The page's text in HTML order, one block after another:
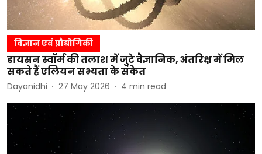
विज्ञान एवं प्रौद्योगिकी
डायसन स्वॉर्म की तलाश में जुटे वैज्ञानिक, अंतरिक्ष में मिल
सकते हैं एलियन सभ्यता के संकेत
Dayanidhi 27 May 2026 4 min read